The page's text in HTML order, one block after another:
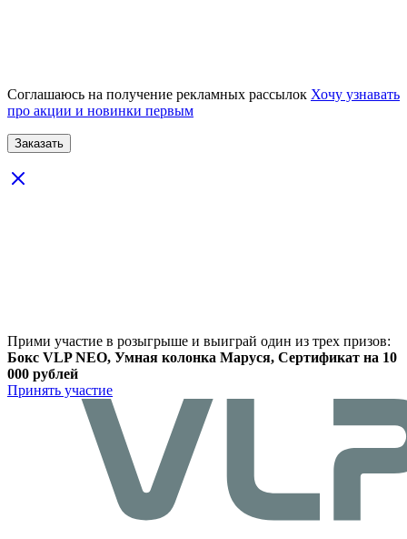
Соглашаюсь на получение рекламных рассылок Хочу узнавать
про акции и новинки первым
Прими участие в розыгрыше и выиграй один из трех призов:
Бокс VLP NEO, Умная колонка Маруся, Сертификат на 10
000 рублей
Принять участие